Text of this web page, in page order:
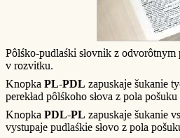
Pôlśko-pudlaśki słovnik z
v rozvitku.
Knopka PL-PDL zapuskaje šukanie
perekład pôlśkoho słova z pola
Knopka PDL-PL zapuskaje šukanie
vystupaje pudlaśkie słovo z pola